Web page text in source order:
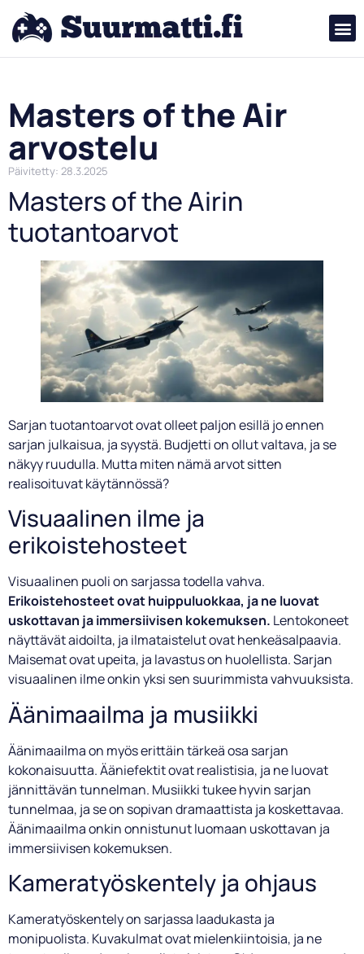
Masters of the Air
arvostelu
Päivitetty: 28.3.2025
Masters of the Airin
tuotantoarvot
Sarjan tuotantoarvot ovat olleet paljon esillä jo ennen
sarjan julkaisua, ja syystä. Budjetti on ollut valtava, ja se
näkyy ruudulla. Mutta miten nämä arvot sitten
realisoituvat käytännössä?
Visuaalinen ilme ja
erikoistehosteet
Visuaalinen puoli on sarjassa todella vahva.
Erikoistehosteet ovat huippuluokkaa, ja ne luovat
uskottavan ja immersiivisen kokemuksen. Lentokoneet
näyttävät aidoilta, ja ilmataistelut ovat henkeäsalpaavia.
Maisemat ovat upeita, ja lavastus on huolellista. Sarjan
visuaalinen ilme onkin yksi sen suurimmista vahvuuksista.
Äänimaailma ja musiikki
Äänimaailma on myös erittäin tärkeä osa sarjan
kokonaisuutta. Ääniefektit ovat realistisia, ja ne luovat
jännittävän tunnelman. Musiikki tukee hyvin sarjan
tunnelmaa, ja se on sopivan dramaattista ja koskettavaa.
Äänimaailma onkin onnistunut luomaan uskottavan ja
immersiivisen kokemuksen.
Kameratyöskentely ja ohjaus
Kameratyöskentely on sarjassa laadukasta ja
monipuolista. Kuvakulmat ovat mielenkiintoisia, ja ne